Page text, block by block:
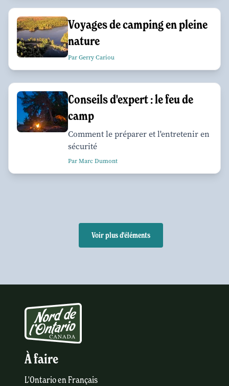
Voyages de camping en pleine
nature
Par Gerry Cariou
Conseils d'expert : le feu de
camp
Comment le préparer et l'entretenir en
sécurité
Par Marc Dumont
Voir plus d'éléments
À faire
L'Ontario en Français